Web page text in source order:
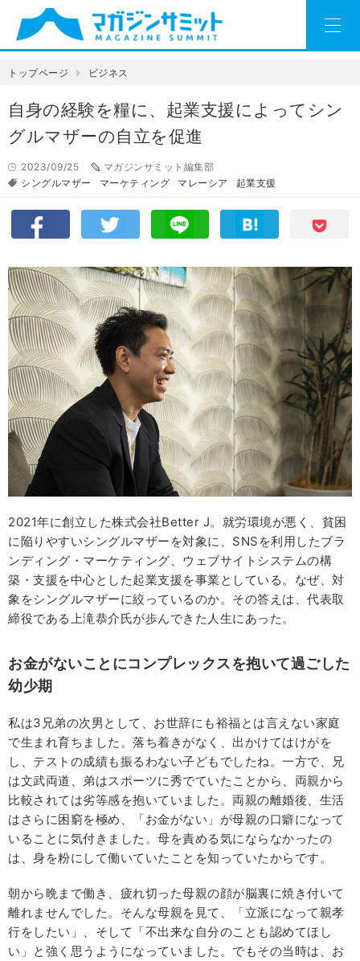
トップページ ビジネス
自身の経験を糧に、起業支援によってシン
グルマザーの自立を促進
2023/09/25
マガジンサミット編集部
シングルマザー
マーケティング マレーシア 起業支援
2021年に創立した株式会社Better J。就労環境が悪く、貧困
に陥りやすいシングルマザーを対象に、SNSを利用したブラ
ンディング・マーケティング、ウェブサイトシステムの構
築・支援を中心とした起業支援を事業としている。なぜ、対
象をシングルマザーに絞っているのか。その答えは、代表取
締役である上滝恭介氏が歩んできた人生にあった。
お金がないことにコンプレックスを抱いて過ごした
幼少期
私は3兄弟の次男として、お世辞にも裕福とは言えない家庭
で生まれ育ちました。落ち着きがなく、出かけてはけがを
し、テストの成績も振るわない子どもでしたね。一方で、兄
は文武両道、弟はスポーツに秀でていたことから、両親から
比較されては劣等感を抱いていました。両親の離婚後、生活
はさらに困窮を極め、「お金がない」が母親の口癖になって
いることに気付きました。母を責める気にならなかったの
は、身を粉にして働いていたことを知っていたからです。
朝から晩まで働き、疲れ切った母親の顔が脳裏に焼き付いて
離れませんでした。そんな母親を見て、「立派になって親孝
行をしたい」、そして「不出来な自分のことも認めてほし
い」と強く思うようになっていました。でもその当時は、お